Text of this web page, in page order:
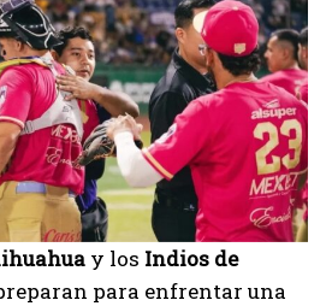
y los Indios de
para enfrentar una